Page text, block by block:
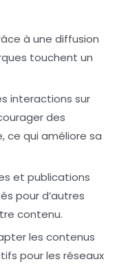
à une diffusion
touchent un
interactions sur
des
ce qui améliore sa
et publications
pour d’autres
contenu.
les contenus
pour les réseaux